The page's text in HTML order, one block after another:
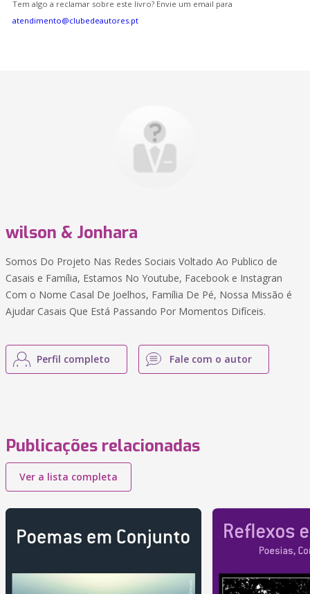
Tem algo a reclamar sobre este livro? Envie um email para
atendimento@clubedeautores.pt
wilson & Jonhara
Somos Do Projeto Nas Redes Sociais Voltado Ao Publico de
Casais e Família, Estamos No Youtube, Facebook e Instagran
Com o Nome Casal De Joelhos, Família De Pé, Nossa Missão é
Ajudar Casais Que Está Passando Por Momentos Difíceis.
Perfil completo Fale com o autor
Publicações relacionadas
Ver a lista completa